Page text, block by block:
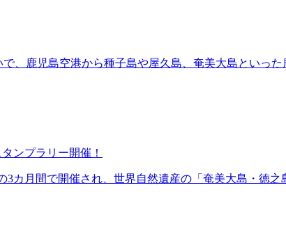
、鹿児島空港から種子島や屋久島、奄美大島といっ
ンプラリー開催！
カ月間で開催され、世界自然遺産の「奄美大島・徳